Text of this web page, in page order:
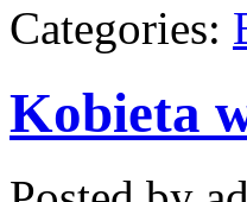
Categories:
Kobieta